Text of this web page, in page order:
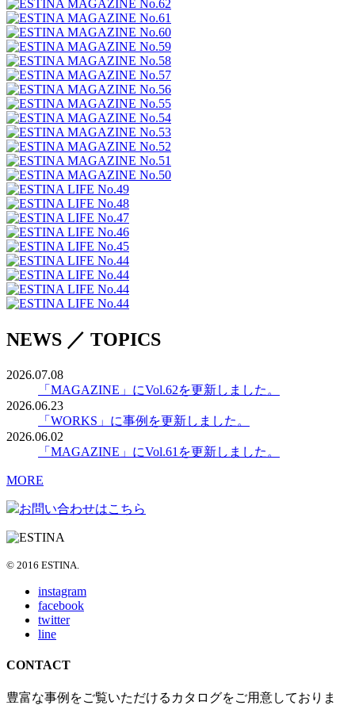
NEWS ／ TOPICS
2026.07.08
「MAGAZINE」にVol.62を更新しました。
2026.06.23
「WORKS」に事例を更新しました。
2026.06.02
「MAGAZINE」にVol.61を更新しました。
MORE
お問い合わせはこちら
© 2016 ESTINA.
instagram
facebook
twitter
line
CONTACT
豊富な事例をご覧いただけるカタログをご用意しておりま